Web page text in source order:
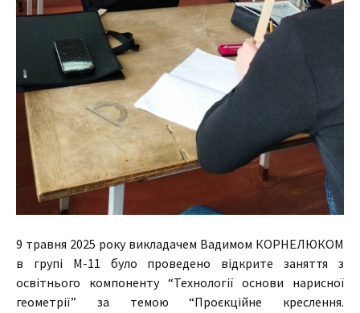
9 травня 2025 року викладачем Вадимом КОРНЕЛЮКОМ
в групі М-11 було проведено відкрите заняття з
освітнього компоненту “Технології основи нарисної
геометрії” за темою “Проєкційне креслення.